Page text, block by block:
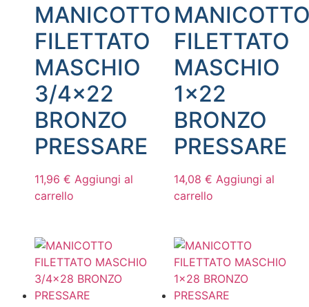
MANICOTTO
FILETTATO
MASCHIO
3/4×22
BRONZO
PRESSARE
11,96 € Aggiungi al
carrello
FILETTATO
MASCHIO
1×22
BRONZO
PRESSARE
14,08 € Aggiungi al
carrello